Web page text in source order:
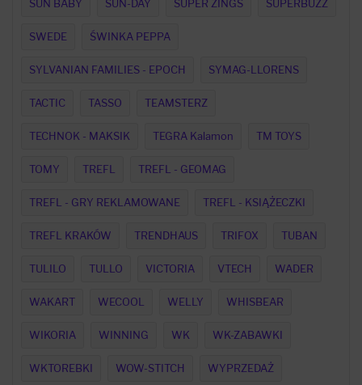
SUN BABY SUN-DAY SUPER ZINGS SUPERBUZZ
SWEDE ŚWINKA PEPPA
SYLVANIAN FAMILIES - EPOCH SYMAG-LLORENS
TACTIC TASSO TEAMSTERZ
TECHNOK - MAKSIK TEGRA Kalamon TM TOYS
TOMY TREFL TREFL - GEOMAG
TREFL - GRY REKLAMOWANE TREFL - KSIĄŻECZKI
TREFL KRAKÓW TRENDHAUS TRIFOX TUBAN
TULILO TULLO VICTORIA VTECH WADER
WAKART WECOOL WELLY WHISBEAR
WIKORIA WINNING WK WK-ZABAWKI
WKTOREBKI WOW-STITCH WYPRZEDAŻ